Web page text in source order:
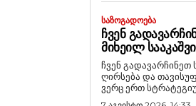
ᲡᲐᲖᲝᲒᲐᲓᲝᲔᲑᲐ
ᲩᲕᲔᲜ
ᲛᲘᲮᲔᲘᲚ
ჩვენ
ღირსება და
ვერც ერთ